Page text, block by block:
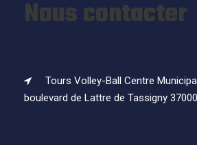
Nous contacter
Tours Volley-Ball Centre
boulevard de Lattre de Tassigny